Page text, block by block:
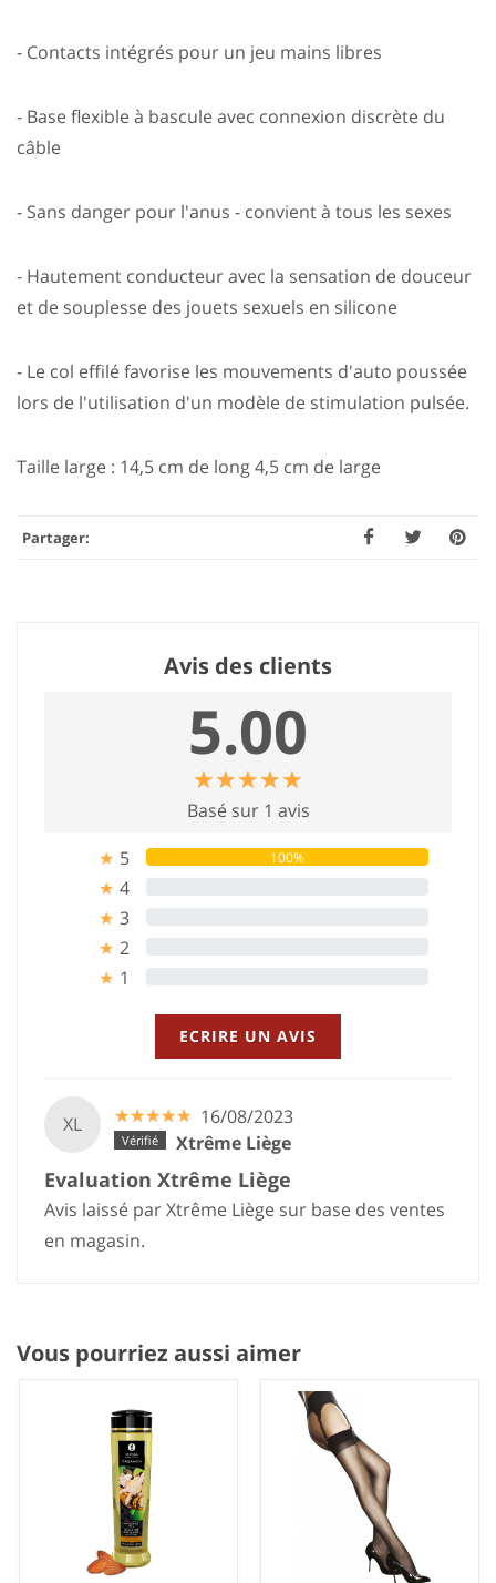
- Contacts intégrés pour un jeu mains libres
- Base flexible à bascule avec connexion discrète du
câble
- Sans danger pour l'anus - convient à tous les sexes
- Hautement conducteur avec la sensation de douceur
et de souplesse des jouets sexuels en silicone
- Le col effilé favorise les mouvements d'auto poussée
lors de l'utilisation d'un modèle de stimulation pulsée.
Taille large : 14,5 cm de long 4,5 cm de large
Partager:
Avis des clients
5.00
☆☆☆☆☆
★★★★★
Basé sur 1 avis
★ 5 100%
★ 4
★ 3
★ 2
★ 1
ECRIRE UN AVIS
XL ☆☆☆☆☆
★★★★★ 16/08/2023
Xtrême Liège
Evaluation Xtrême Liège
Avis laissé par Xtrême Liège sur base des ventes
en magasin.
Vous pourriez aussi aimer